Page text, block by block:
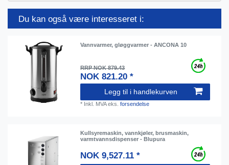
Du kan også være interesseret i:
Vannvarmer, gløggvarmer - ANCONA 10
RRP NOK 879.43
NOK 821.20 *
Legg til i handlekurven
* Inkl. MVAeks.forsendelse
Kullsyremaskin, vannkjøler, brusmaskin,
varmtvannsdispenser - Blupura
NOK 9,527.11 *